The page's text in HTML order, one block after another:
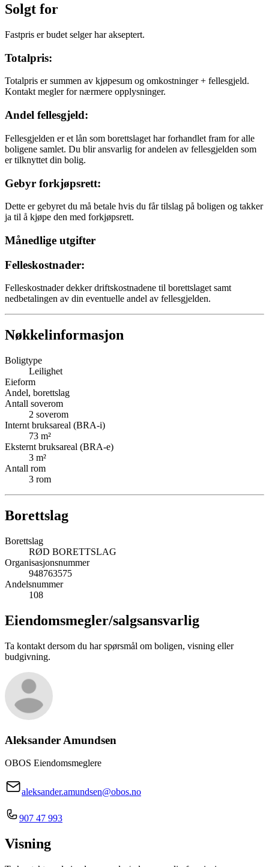
Solgt for
Fastpris er budet selger har akseptert.
Totalpris:
Totalpris er summen av kjøpesum og omkostninger + fellesgjeld.
Kontakt megler for nærmere opplysninger.
Andel fellesgjeld:
Fellesgjelden er et lån som borettslaget har forhandlet fram for alle
boligene samlet. Du blir ansvarlig for andelen av fellesgjelden som
er tilknyttet din bolig.
Gebyr forkjøpsrett:
Dette er gebyret du må betale hvis du får tilslag på boligen og takker
ja til å kjøpe den med forkjøpsrett.
Månedlige utgifter
Felleskostnader:
Felleskostnader dekker driftskostnadene til borettslaget samt
nedbetalingen av din eventuelle andel av fellesgjelden.
Nøkkelinformasjon
Boligtype
Leilighet
Eieform
Andel, borettslag
Antall soverom
2 soverom
Internt bruksareal (BRA-i)
73 m²
Eksternt bruksareal (BRA-e)
3 m²
Antall rom
3 rom
Borettslag
Borettslag
RØD BORETTSLAG
Organisasjonsnummer
948763575
Andelsnummer
108
Eiendomsmegler/salgsansvarlig
Ta kontakt dersom du har spørsmål om boligen, visning eller
budgivning.
Aleksander Amundsen
OBOS Eiendomsmeglere
aleksander.amundsen@obos.no
907 47 993
Visning